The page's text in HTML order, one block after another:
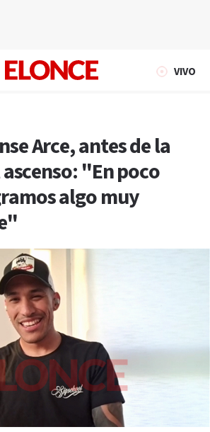
VIVO
Arce, antes de la
"En poco
algo muy